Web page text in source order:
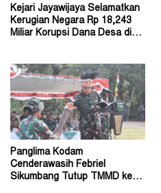
Kejari Jayawijaya Selamatkan
Kerugian Negara Rp 18,243
Miliar Korupsi Dana Desa di
Panglima Kodam
Cenderawasih Febriel
Sikumbang Tutup TMMD ke-